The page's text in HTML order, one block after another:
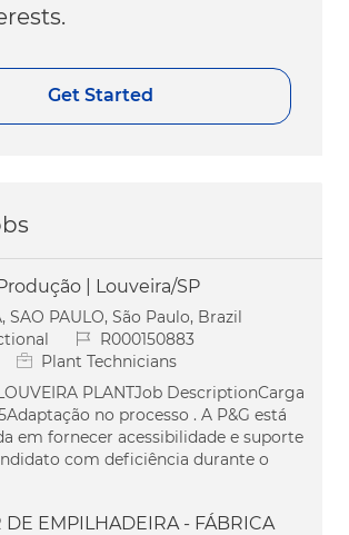
Get Started
| Louveira/SP
SAO PAULO, São Paulo, Brazil
Job IdR000150883
Plant Technicians
PLANTJob DescriptionCarga
no processo . A P&G está
em fornecer acessibilidade e suporte
com deficiência durante o
DE EMPILHADEIRA - FÁBRICA